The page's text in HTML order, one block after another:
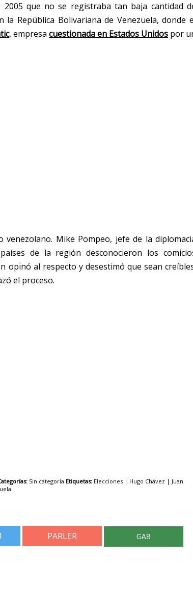
que no se registraba tan baja cantidad
República Bolivariana de Venezuela, donde
, empresa cuestionada en Estados Unidos por
Mike Pompeo, jefe de la
de la región desconocieron los
opinó al respecto y desestimó que sean
el proceso.
Sin categoría Etiquetas: Elecciones | Hugo Chávez | Juan
PARLER GAB